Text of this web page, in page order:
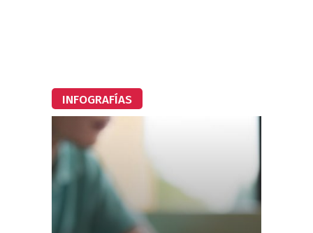
INFOGRAFÍAS